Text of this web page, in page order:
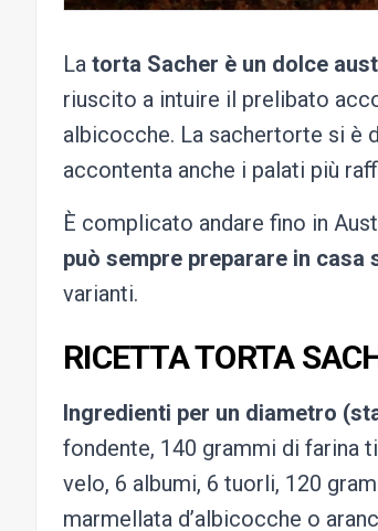
La torta Sacher è un dolce
riuscito a intuire il prelibato
albicocche. La sachertorte si è
accontenta anche i palati più
È complicato andare fino in
può sempre preparare in
varianti.
RICETTA TORTA
Ingredienti per un diametro
fondente, 140 grammi di farina
velo, 6 albumi, 6 tuorli, 120
marmellata d’albicocche o